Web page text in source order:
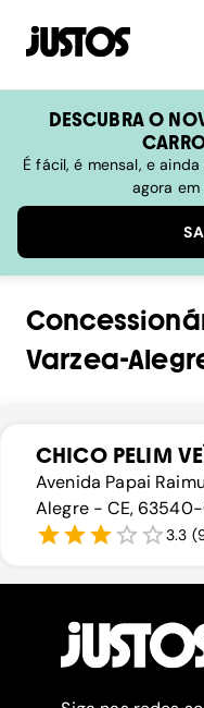
DESCUBRA O
É fácil, é mensal, e
agora
Varzea-
CHICO PELIM
Avenida Papai
Alegre - CE,
3.3 (